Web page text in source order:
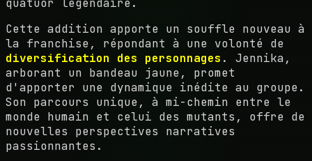
quatuor légendaire.
Cette addition apporte un souffle nouveau à
la franchise, répondant à une volonté de
diversification des personnages . Jennika,
arborant un bandeau jaune, promet
d'apporter une dynamique inédite au groupe.
Son parcours unique, à mi-chemin entre le
monde humain et celui des mutants, offre de
nouvelles perspectives narratives
passionnantes.